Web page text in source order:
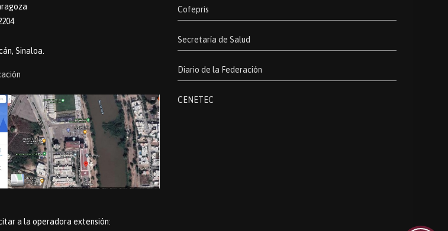
Sinaloa.
a la operadora extensión:
Cofepris
Secretaría de Salud
Diario de la Federación
CENETEC